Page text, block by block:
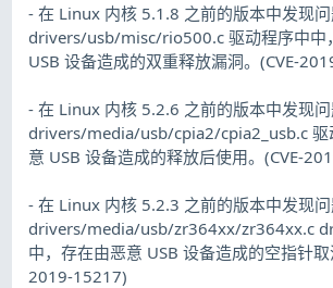
- 在 Linux 内核 5.1.8 之前的版本中发现
drivers/usb/misc/rio500.c 驱动程序中中
USB 设备造成的双重释放漏洞。(CVE-
- 在 Linux 内核 5.2.6 之前的版本中发现问
drivers/media/usb/cpia2/cpia2_usb.c 驱
意 USB 设备造成的释放后使用。(CVE-
- 在 Linux 内核 5.2.3 之前的版本中发现
drivers/media/usb/zr364xx/zr364xx.c
中，存在由恶意 USB 设备造成的空指针取
2019-15217)